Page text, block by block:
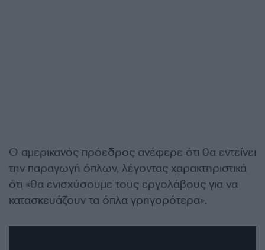
Ο αμερικανός πρόεδρος ανέφερε ότι θα εντείνει
την παραγωγή όπλων, λέγοντας χαρακτηριστικά
ότι «θα ενισχύσουμε τους εργολάβους για να
κατασκευάζουν τα όπλα γρηγορότερα».